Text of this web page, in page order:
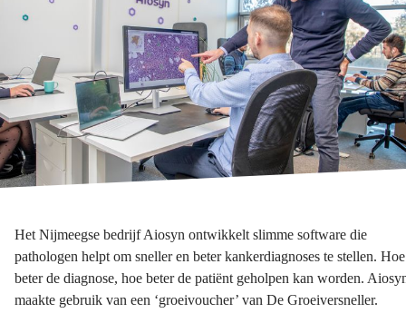
Het Nijmeegse bedrijf Aiosyn ontwikkelt slimme software die
pathologen helpt om sneller en beter kankerdiagnoses te stellen. Hoe
beter de diagnose, hoe beter de patiënt geholpen kan worden.
maakte gebruik van een ‘groeivoucher’ van De Groeiversneller.